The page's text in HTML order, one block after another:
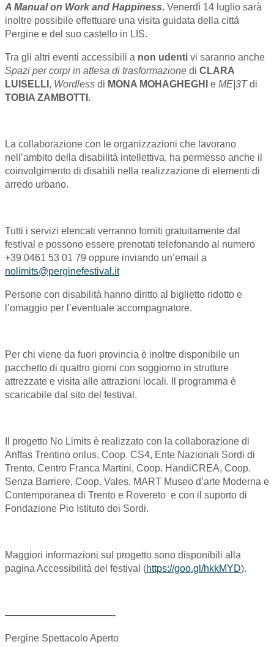
A Manual on Work and Happiness. Venerdì 14 luglio sarà
inoltre possibile effettuare una visita guidata della cittá
Pergine e del suo castello in LIS.
Tra gli altri eventi accessibili a non udenti vi saranno anche
Spazi per corpi in attesa di trasformazione di CLARA
LUISELLI , Wordless di MONA MOHAGHEGHI e ME|3T di
TOBIA ZAMBOTTI.
La collaborazione con le organizzazioni che lavorano
nell’ambito della disabilità intellettiva, ha permesso anche il
coinvolgimento di disabili nella realizzazione di elementi di
arredo urbano.
Tutti i servizi elencati verranno forniti gratuitamente dal
festival e possono essere prenotati telefonando al numero
+39 0461 53 01 79 oppure inviando un’email a
nolimits@perginefestival.it
Persone con disabilità hanno diritto al biglietto ridotto e
l’omaggio per l’eventuale accompagnatore.
Per chi viene da fuori provincia è inoltre disponibile un
pacchetto di quattro giorni con soggiorno in strutture
attrezzate e visita alle attrazioni locali. Il programma è
scaricabile dal sito del festival.
Il progetto No Limits è realizzato con la collaborazione di
Anffas Trentino onlus, Coop. CS4, Ente Nazionali Sordi di
Trento, Centro Franca Martini, Coop. HandiCREA, Coop.
Senza Barriere, Coop. Vales, MART Museo d’arte Moderna e
Contemporanea di Trento e Rovereto e con il suporto di
Fondazione Pio Istituto dei Sordi.
Maggiori informazioni sul progetto sono disponibili alla
pagina Accessibilità del festival (https://goo.gl/hkkMYD).
———————————-
Pergine Spettacolo Aperto